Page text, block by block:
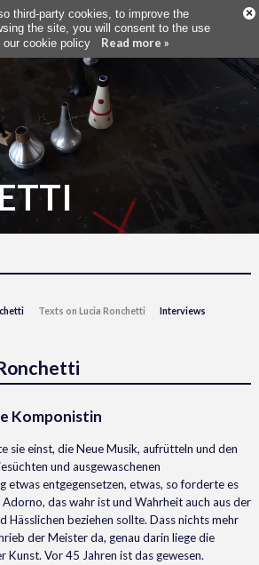
third-party cookies, to improve the
the site, you will consent to the use
our cookie policy Read more »
×
Texts on Lucia Ronchetti Interviews
Komponistin
sie einst, die Neue Musik, aufrütteln und den
und ausgewaschenen
etwas entgegensetzen, etwas, so forderte es
das wahr ist und Wahrheit auch aus der
Hässlichen beziehen sollte. Dass nichts mehr
der Meister da, genau darin liege die
Vor 45 Jahren ist das gewesen.